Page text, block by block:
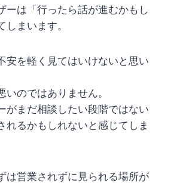
ーは「行ったら話が進むかもし
しまいます。
安を軽く見てはいけないと思い
いのではありません。
がまだ相談したい段階ではない
れるかもしれないと感じてしま
は営業されずに見られる場所が